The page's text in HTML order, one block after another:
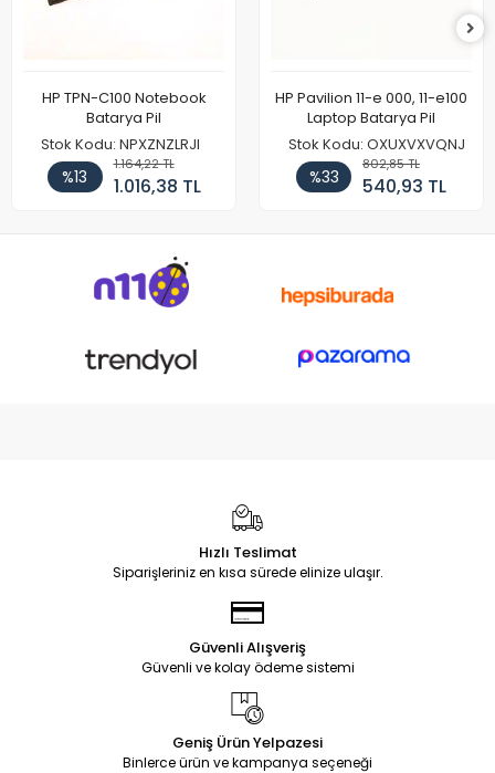
HP TPN-C100 Notebook
Batarya Pil
Stok Kodu: NPXZNZLRJI
%13
1.164,22 TL
1.016,38 TL
HP Pavilion 11-e 000, 11-e100
Laptop Batarya Pil
Stok Kodu: OXUXVXVQNJ
%33
802,85 TL
540,93 TL
Hızlı Teslimat
Siparişleriniz en kısa sürede elinize ulaşır.
Güvenli Alışveriş
Güvenli ve kolay ödeme sistemi
Geniş Ürün Yelpazesi
Binlerce ürün ve kampanya seçeneği